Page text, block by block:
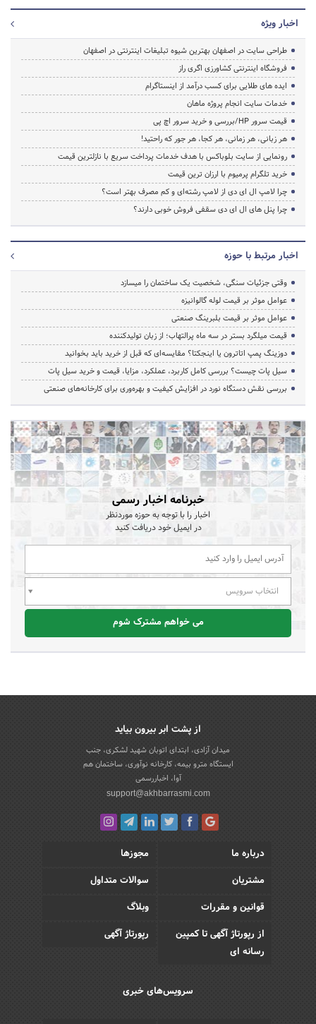
اخبار ویژه
طراحی سایت در اصفهان بهترین شیوه تبلیغات اینترنتی در اصفهان
فروشگاه اینترنتی کشاورزی اگری راز
ایده های طلایی برای کسب درآمد از اینستاگرام
خدمات سایت انجام پروژه ماهان
قیمت سرور HP/بررسی و خرید سرور اچ پی
هر زبانی، هر زمانی، هر کجا، هر جور که راحتید!
رونمایی از سایت بلوباکس با هدف خدمات پرداخت سریع با نازلترین قیمت
خرید تلگرام پرمیوم با ارزان ترین قیمت
چرا لامپ ال ای دی از لامپ رشته‌ای و کم مصرف بهتر است؟
چرا پنل های ال ای دی سقفی فروش خوبی دارند؟
اخبار مرتبط با حوزه
وقتی جزئیات سنگی، شخصیت یک ساختمان را میسازد
عوامل موثر بر قیمت لوله گالوانیزه
عوامل موثر بر قیمت بلبرینگ صنعتی
قیمت میلگرد بستر در سه ماه پرالتهاب؛ از زبان تولیدکننده
دوزینگ پمپ اتاترون یا اینجکتا؟ مقایسه‌ای که قبل از خرید باید بخوانید
سیل پات چیست؟ بررسی کامل کاربرد، عملکرد، مزایا، قیمت و خرید سیل پات
بررسی نقش دستگاه نورد در افزایش کیفیت و بهره‌وری برای کارخانه‌های صنعتی
خبرنامه اخبار رسمی
اخبار را با توجه به حوزه موردنظر
در ایمیل خود دریافت کنید
انتخاب سرویس
می خواهم مشترک شوم
از پشت ابر بیرون بیاید
میدان آزادی، ابتدای اتوبان شهید لشکری، جنب
ایستگاه مترو بیمه، کارخانه نوآوری، ساختمان هم
آوا، اخباررسمی
support@akhbarrasmi.com
درباره ما
مجوزها
مشتریان
سوالات متداول
قوانین و مقررات
وبلاگ
از رپورتاژ آگهی تا کمپین
رسانه ای
رپورتاژ آگهی
سرویس‌های خبری